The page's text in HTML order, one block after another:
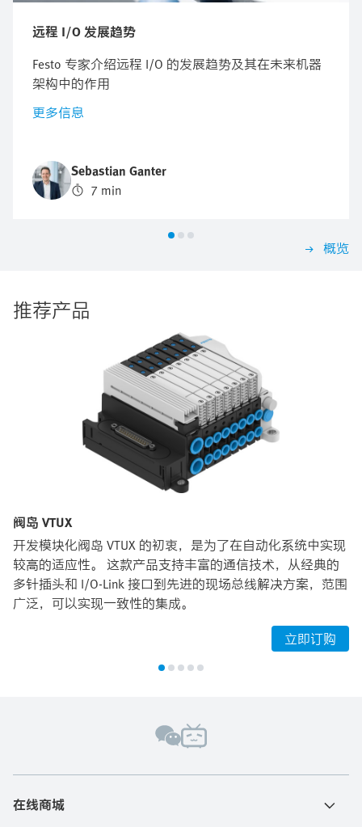
远程 I/O 发展趋势
Festo 专家介绍远程 I/O 的发展趋势及其在未来机器
架构中的作用
更多信息
Sebastian Ganter
7 min
概览
推荐产品
阀岛 VTUX
开发模块化阀岛 VTUX 的初衷，是为了在自动化系统中实现
较高的适应性。 这款产品支持丰富的通信技术，从经典的
多针插头和 I/O-Link 接口到先进的现场总线解决方案，范围
广泛，可以实现一致性的集成。
立即订购
在线商城